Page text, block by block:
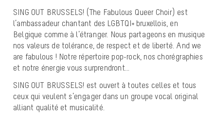
SING OUT BRUSSELS! (The Fabulous Queer Choir) est
l’ambassadeur chantant des LGBTQI+ bruxellois, en
Belgique comme à l’étranger. Nous partageons en musique
nos valeurs de tolérance, de respect et de liberté. And we
are fabulous ! Notre répertoire pop-rock, nos chorégraphies
et notre énergie vous surprendront…
SING OUT BRUSSELS! est ouvert à toutes celles et tous
ceux qui veulent s’engager dans un groupe vocal original
alliant qualité et musicalité.